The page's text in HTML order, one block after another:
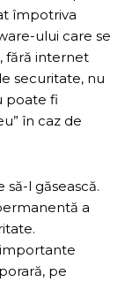
împotriva
ului care se
fără internet
securitate, nu
poate fi
în caz de
l găsească.
a
pe